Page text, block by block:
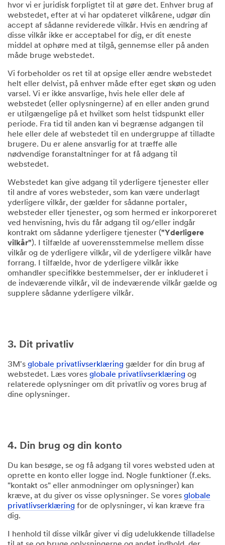
hvor vi er juridisk forpligtet til at gøre det. Enhver brug af
webstedet, efter at vi har opdateret vilkårene, udgør din
accept af sådanne reviderede vilkår. Hvis en ændring af
disse vilkår ikke er acceptabel for dig, er dit eneste
middel at ophøre med at tilgå, gennemse eller på anden
måde bruge webstedet.
Vi forbeholder os ret til at opsige eller ændre webstedet
helt eller delvist, på enhver måde efter eget skøn og uden
varsel. Vi er ikke ansvarlige, hvis hele eller dele af
webstedet (eller oplysningerne) af en eller anden grund
er utilgængelige på et hvilket som helst tidspunkt eller
periode. Fra tid til anden kan vi begrænse adgangen til
hele eller dele af webstedet til en undergruppe af tilladte
brugere. Du er alene ansvarlig for at træffe alle
nødvendige foranstaltninger for at få adgang til
webstedet.
Webstedet kan give adgang til yderligere tjenester eller
til andre af vores websteder, som kan være underlagt
yderligere vilkår, der gælder for sådanne portaler,
websteder eller tjenester, og som hermed er inkorporeret
ved henvisning, hvis du får adgang til og/eller indgår
kontrakt om sådanne yderligere tjenester ("Yderligere
vilkår"). I tilfælde af uoverensstemmelse mellem disse
vilkår og de yderligere vilkår, vil de yderligere vilkår have
forrang. I tilfælde, hvor de yderligere vilkår ikke
omhandler specifikke bestemmelser, der er inkluderet i
de indeværende vilkår, vil de indeværende vilkår gælde og
supplere sådanne yderligere vilkår.
3. Dit privatliv
3M's globale privatlivserklæring gælder for din brug af
webstedet. Læs vores globale privatlivserklæring og
relaterede oplysninger om dit privatliv og vores brug af
dine oplysninger.
4. Din brug og din konto
Du kan besøge, se og få adgang til vores websted uden at
oprette en konto eller logge ind. Nogle funktioner (f.eks.
"kontakt os" eller anmodninger om oplysninger) kan
kræve, at du giver os visse oplysninger. Se vores globale
privatlivserklæring for de oplysninger, vi kan kræve fra
dig.
I henhold til disse vilkår giver vi dig udelukkende tilladelse